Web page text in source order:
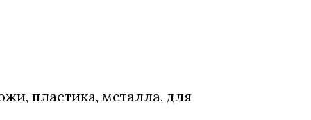
пластика, металла, для